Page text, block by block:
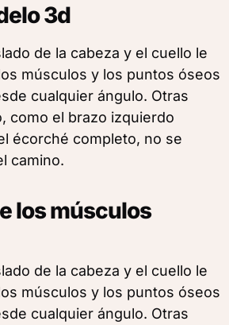
3d
de la cabeza y el cuello le
músculos y los puntos óseos
cualquier ángulo. Otras
como el brazo izquierdo
écorché completo, no se
camino.
los músculos
de la cabeza y el cuello le
músculos y los puntos óseos
cualquier ángulo. Otras